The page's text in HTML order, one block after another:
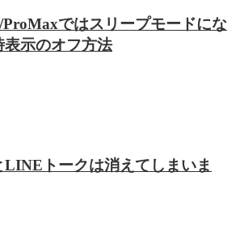
ProMaxではスリープモードにな
表示のオフ方法
LINEトークは消えてしまいま